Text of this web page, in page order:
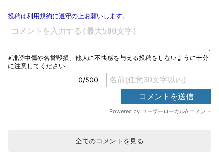
全てのコメントを見る